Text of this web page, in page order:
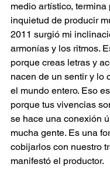
medio artístico,
inquietud de producir
2011 surgió mi
armonías y los ritmos.
porque creas letras y
nacen de un sentir y lo
el mundo entero. Eso
porque tus vivencias
se hace una conexión
mucha gente. Es una
cobijarlos con nuestro
manifestó el productor.